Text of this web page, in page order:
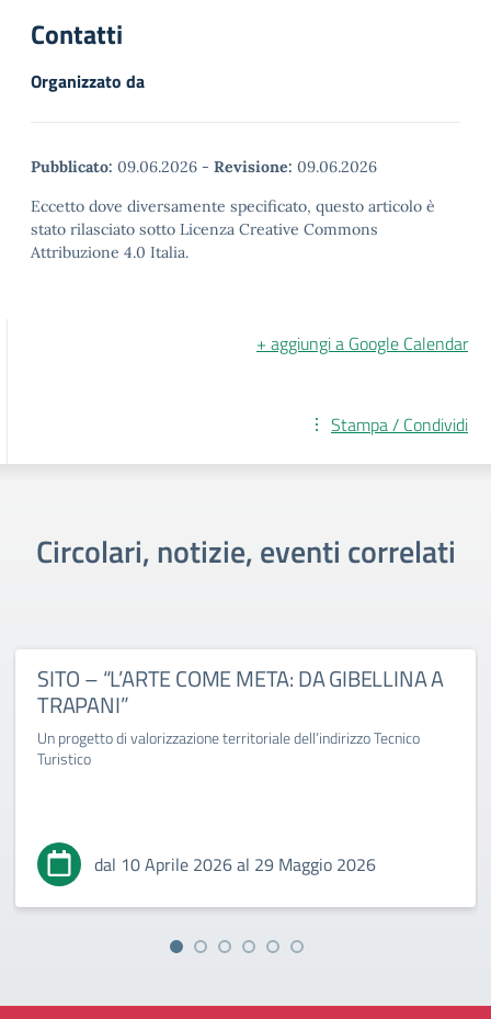
Contatti
Organizzato da
Pubblicato: 09.06.2026 - Revisione: 09.06.2026
Eccetto dove diversamente specificato, questo articolo è
stato rilasciato sotto Licenza Creative Commons
Attribuzione 4.0 Italia.
+ aggiungi a Google Calendar
Stampa / Condividi
Circolari, notizie, eventi correlati
SITO – “L’ARTE COME META: DA GIBELLINA A
TRAPANI”
Un progetto di valorizzazione territoriale dell’indirizzo Tecnico
Turistico
dal 10 Aprile 2026 al 29 Maggio 2026